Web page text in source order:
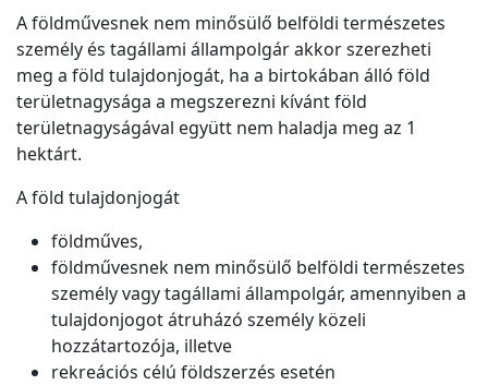
A földművesnek nem minősülő belföldi természetes
személy és tagállami állampolgár akkor szerezheti
meg a föld tulajdonjogát, ha a birtokában álló föld
területnagysága a megszerezni kívánt föld
területnagyságával együtt nem haladja meg az 1
hektárt.
A föld tulajdonjogát
földműves,
földművesnek nem minősülő belföldi természetes
személy vagy tagállami állampolgár, amennyiben a
tulajdonjogot átruházó személy közeli
hozzátartozója, illetve
rekreációs célú földszerzés esetén